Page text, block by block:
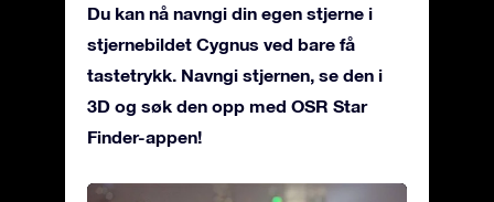
Du kan nå navngi din egen stjerne i
stjernebildet Cygnus ved bare få
tastetrykk. Navngi stjernen, se den i
3D og søk den opp med OSR Star
Finder-appen!